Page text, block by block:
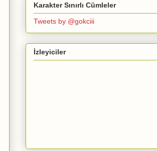
Karakter Sınırlı Cümleler
Tweets by @gokciii
İzleyiciler